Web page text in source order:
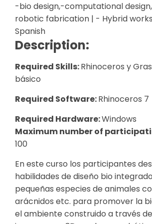
-bio design,-computational
robotic fabrication | - Hybrid
Spanish
Description:
Required Skills:Rhinoceros y
básico
Required Software:Rhinoceros 7
Required Hardware:Windows
Maximum number of
100
En este curso los participantes
habilidades de diseño bio
pequeñas especies de animales
arácnidos etc. para promover la
el ambiente construido a través